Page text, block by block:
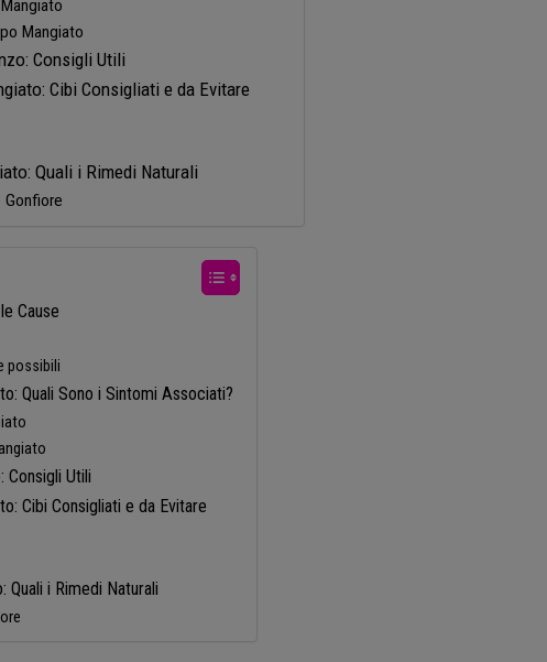
Mangiato
Consigli Utili
Cibi Consigliati e da Evitare
Quali i Rimedi Naturali
Gonfiore
Cause
possibili
Quali Sono i Sintomi Associati?
Consigli Utili
Cibi Consigliati e da Evitare
i Rimedi Naturali